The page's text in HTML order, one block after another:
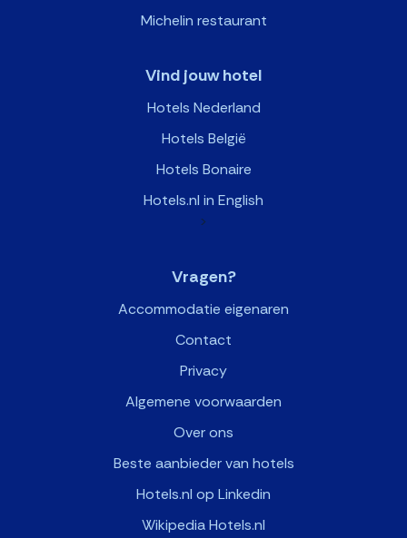
Michelin restaurant
Vind jouw hotel
Hotels Nederland
Hotels België
Hotels Bonaire
Hotels.nl in English
>
Vragen?
Accommodatie eigenaren
Contact
Privacy
Algemene voorwaarden
Over ons
Beste aanbieder van hotels
Hotels.nl op Linkedin
Wikipedia Hotels.nl